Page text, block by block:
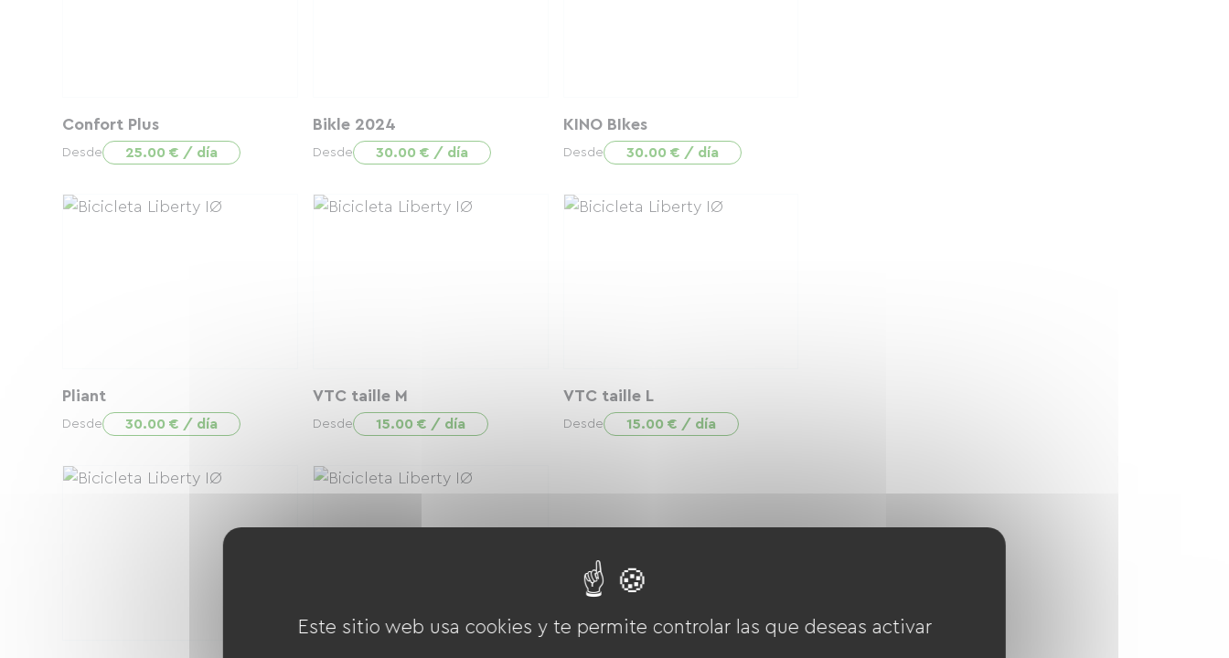
Confort Plus
Desde 25.00 € / día
Bikle 2024
Desde 30.00 € / día
KINO BIkes
Desde 30.00 € / día
Pliant
Desde 30.00 € / día
VTC taille M
Desde 15.00 € / día
VTC taille L
Desde 15.00 € / día
Este sitio web usa cookies y te permite controlar las que deseas activar